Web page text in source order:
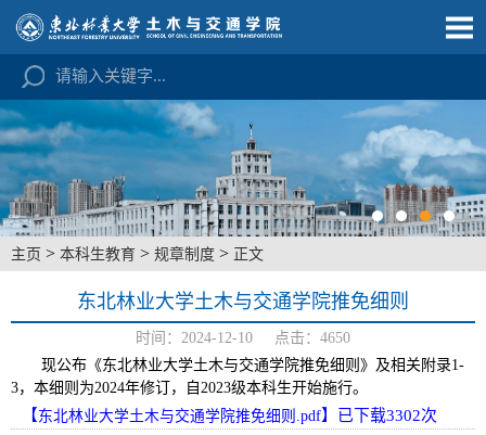
主页 > 本科生教育 > 规章制度 > 正文
东北林业大学土木与交通学院推免细则
时间：2024-12-10 点击： 4650
现公布《东北林业大学土木与交通学院推免细则》及相关附录1-
3，本细则为2024年修订，自2023级本科生开始施行。
【 东北林业大学土木与交通学院推免细则.pdf】已下载3302次